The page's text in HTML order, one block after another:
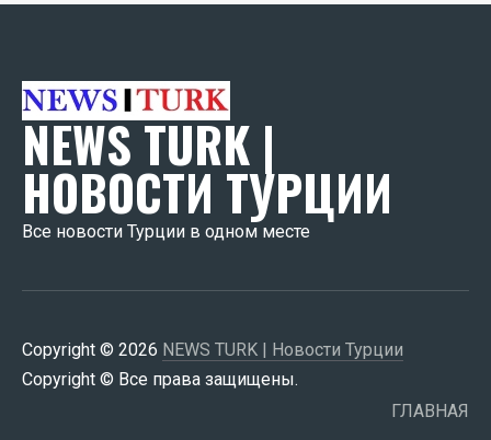
NEWS TURK |
НОВОСТИ ТУРЦИИ
Все новости Турции в одном месте
Copyright © 2026 NEWS TURK | Новости Турции
Copyright © Все права защищены.
ГЛАВНАЯ